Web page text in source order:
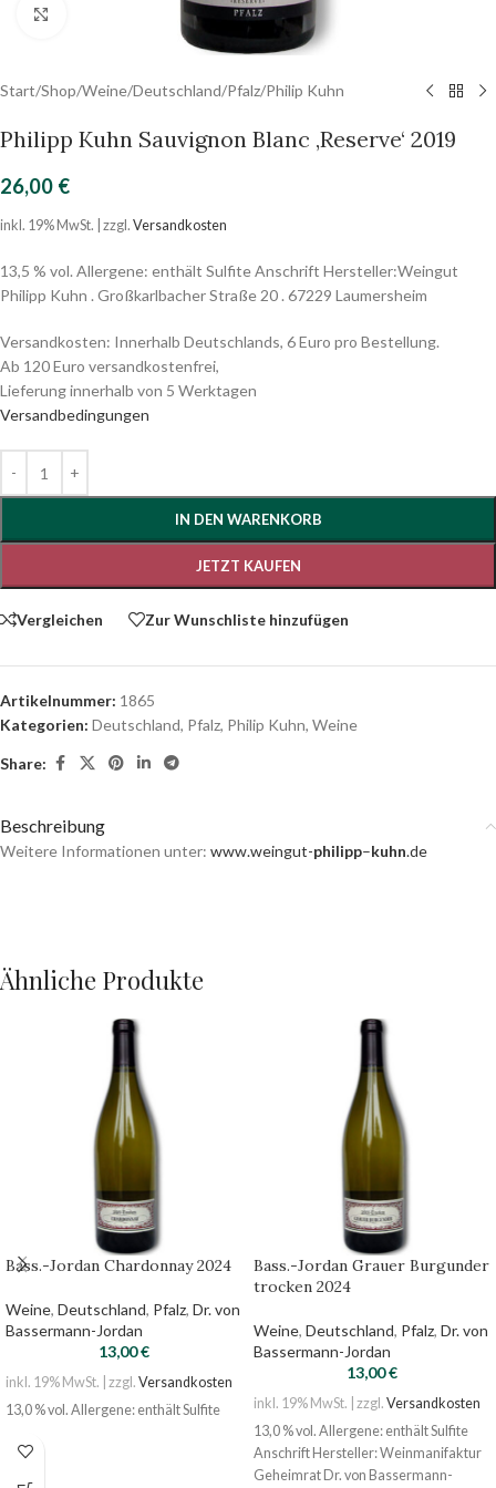
Start/Shop/Weine/Deutschland/Pfalz/Philip Kuhn
Philipp Kuhn Sauvignon Blanc ‚Reserve‘ 2019
26,00 €
inkl. 19% MwSt. | zzgl. Versandkosten
13,5 % vol. Allergene: enthält Sulfite Anschrift Hersteller:Weingut
Philipp Kuhn . Großkarlbacher Straße 20 . 67229 Laumersheim
Versandkosten: Innerhalb Deutschlands, 6 Euro pro Bestellung.
Ab 120 Euro versandkostenfrei,
Lieferung innerhalb von 5 Werktagen
Versandbedingungen
IN DEN WARENKORB
JETZT KAUFEN
Vergleichen Zur Wunschliste hinzufügen
Artikelnummer: 1865
Kategorien: Deutschland, Pfalz, Philip Kuhn, Weine
Share:
Beschreibung
Weitere Informationen unter: www.weingut-philipp–kuhn.de
Ähnliche Produkte
Bass.-Jordan Chardonnay 2024
Weine, Deutschland, Pfalz, Dr. von
Bassermann-Jordan
13,00€
inkl. 19% MwSt. | zzgl. Versandkosten
13,0 % vol. Allergene: enthält Sulfite
Bass.-Jordan Grauer Burgunder
trocken 2024
Weine, Deutschland, Pfalz, Dr. von
Bassermann-Jordan
13,00€
inkl. 19% MwSt. | zzgl. Versandkosten
13,0 % vol. Allergene: enthält Sulfite
Anschrift Hersteller: Weinmanifaktur
Geheimrat Dr. von Bassermann-